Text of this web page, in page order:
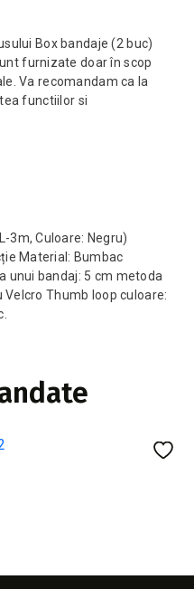
Box bandaje (2 buc)
furnizate doar în scop
Va recomandam ca la
functiilor si
3m, Culoare: Negru)
Material: Bumbac
unui bandaj: 5 cm metoda
Thumb loop culoare: